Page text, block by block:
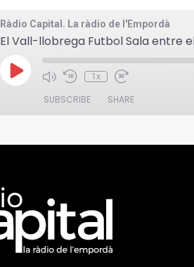
Ràdio Capital. La ràdio de l'Empordà
El Vall-llobrega Futbol Sala entre
Play
Episode
1x
SUBSCRIBE SHARE